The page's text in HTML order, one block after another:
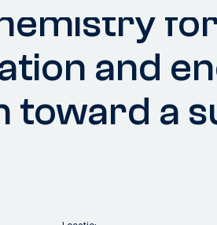
Nederlandse Procestechnologen NPT Activiteiten
and
toward a